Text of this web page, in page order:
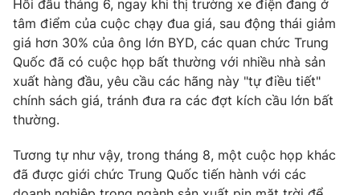
Hồi đầu tháng 6, ngay khi thị trường xe điện đang ở
tâm điểm của cuộc chạy đua giá, sau động thái giảm
giá hơn 30% của ông lớn BYD, các quan chức Trung
Quốc đã có cuộc họp bất thường với nhiều nhà sản
xuất hàng đầu, yêu cầu các hãng này "tự điều tiết"
chính sách giá, tránh đưa ra các đợt kích cầu lớn bất
thường.
Tương tự như vậy, trong tháng 8, một cuộc họp khác
đã được giới chức Trung Quốc tiến hành với các